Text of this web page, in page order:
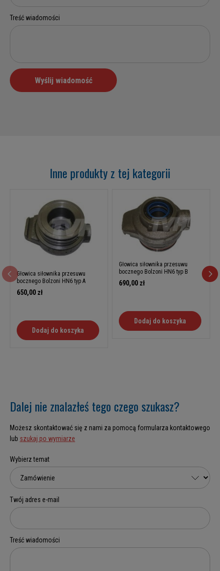
Inne produkty z tej kategorii
Głowica siłownika przesuwu
bocznego Bolzoni HN6 typ A
650,00 zł
Dodaj do koszyka
Głowica siłownika przesuwu
bocznego Bolzoni HN6 typ B
690,00 zł
Dodaj do koszyka
Dalej nie znalazłeś tego czego szukasz?
Możesz skontaktować się z nami za pomocą formularza kontaktowego
lub szukaj po wymiarze